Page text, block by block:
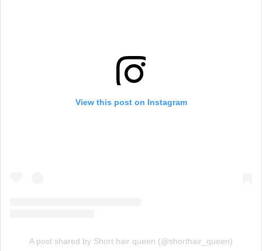
View this post on Instagram
A post shared by Short hair queen (@shorthair_queen)